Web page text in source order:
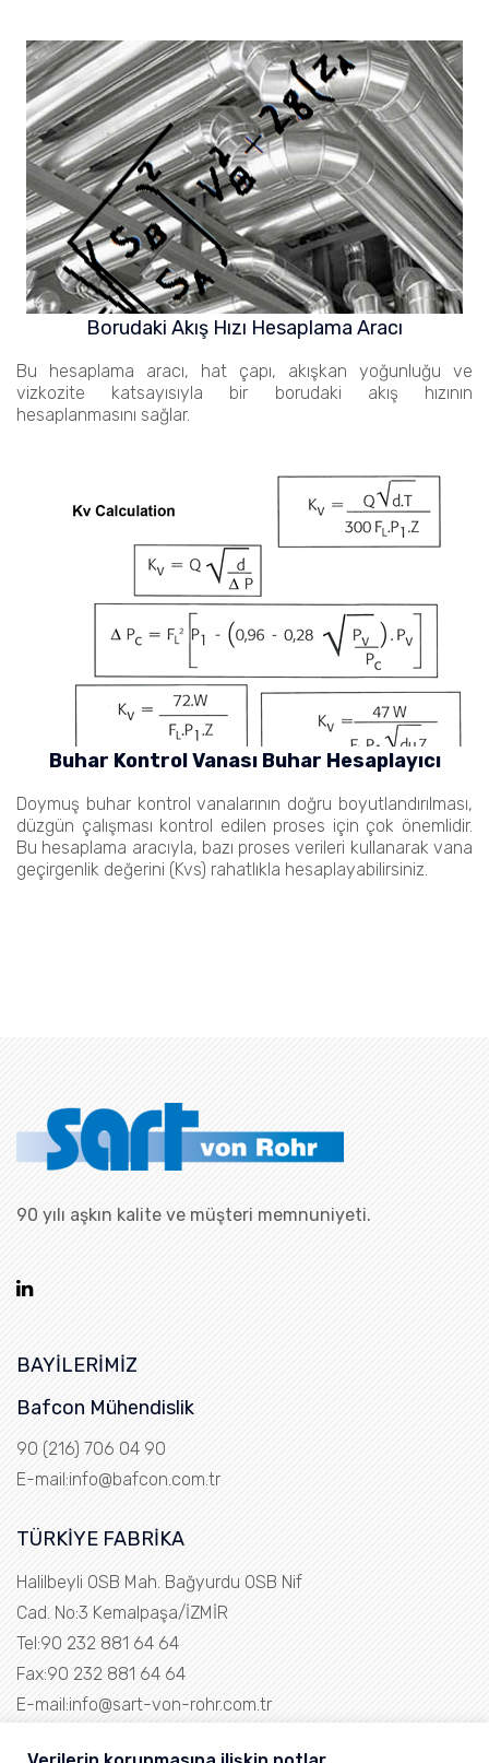
Borudaki Akış Hızı Hesaplama Aracı
Bu hesaplama aracı, hat çapı, akışkan yoğunluğu ve
vizkozite katsayısıyla bir borudaki akış hızının
hesaplanmasını sağlar.
Buhar Kontrol Vanası Buhar Hesaplayıcı
Doymuş buhar kontrol vanalarının doğru boyutlandırılması,
düzgün çalışması kontrol edilen proses için çok önemlidir.
Bu hesaplama aracıyla, bazı proses verileri kullanarak vana
geçirgenlik değerini (Kvs) rahatlıkla hesaplayabilirsiniz.
90 yılı aşkın kalite ve müşteri memnuniyeti.
BAYİLERİMİZ
Bafcon Mühendislik
90 (216) 706 04 90
E-mail:info@bafcon.com.tr
TÜRKİYE FABRİKA
Halilbeyli OSB Mah. Bağyurdu OSB Nif
Cad. No:3 Kemalpaşa/İZMİR
Tel:90 232 881 64 64
Fax:90 232 881 64 64
E-mail:info@sart-von-rohr.com.tr